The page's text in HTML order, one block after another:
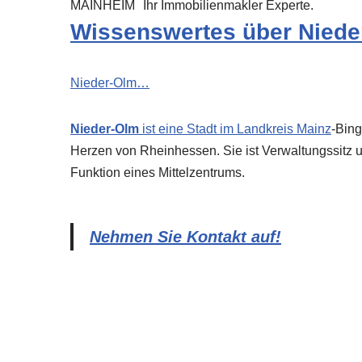
MAINHEIM Ihr Immobilienmakler Experte.
Wissenswertes über
Nieder-Olm…
Nieder-Olm ist eine Stadt im Landkreis Mainz-
Herzen von Rheinhessen. Sie ist Verwaltungssitz
Funktion eines Mittelzentrums.
Nehmen Sie Kontakt auf!